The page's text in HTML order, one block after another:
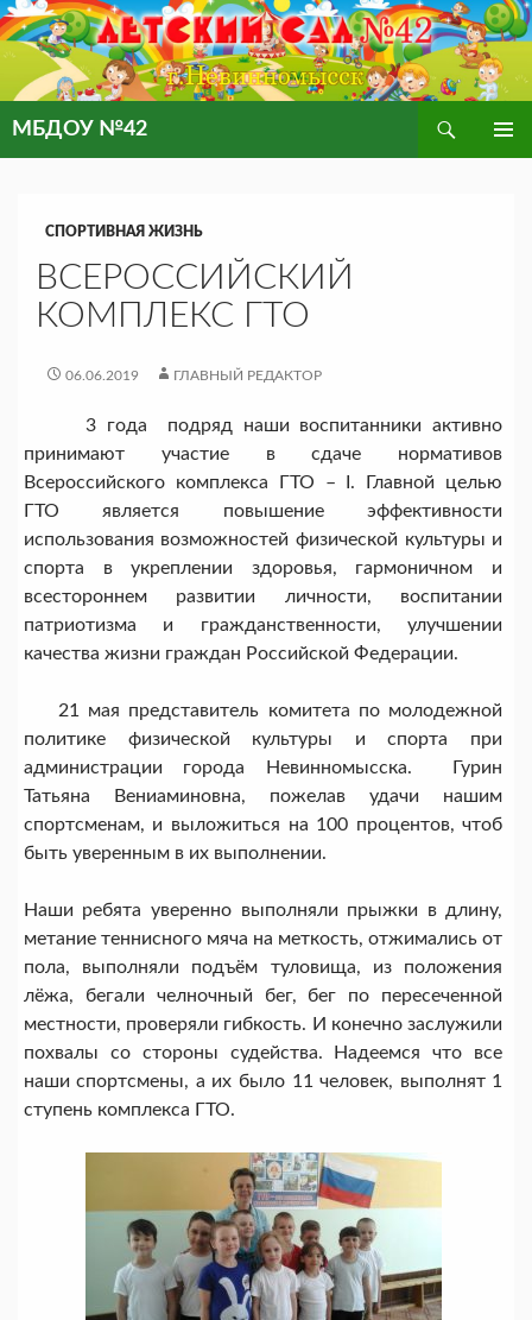
МБДОУ №42
Поиск
СПОРТИВНАЯ ЖИЗНЬ
ВСЕРОССИЙСКИЙ
КОМПЛЕКС ГТО
06.06.2019 ГЛАВНЫЙ РЕДАКТОР
3 года подряд наши воспитанники активно
принимают участие в сдаче нормативов
Всероссийского комплекса ГТО – I. Главной целью
ГТО является повышение эффективности
использования возможностей физической культуры и
спорта в укреплении здоровья, гармоничном и
всестороннем развитии личности, воспитании
патриотизма и гражданственности, улучшении
качества жизни граждан Российской Федерации.
21 мая представитель комитета по молодежной
политике физической культуры и спорта при
администрации города Невинномысска. Гурин
Татьяна Вениаминовна, пожелав удачи нашим
спортсменам, и выложиться на 100 процентов, чтоб
быть уверенным в их выполнении.
Наши ребята уверенно выполняли прыжки в длину,
метание теннисного мяча на меткость, отжимались от
пола, выполняли подъём туловища, из положения
лёжа, бегали челночный бег, бег по пересеченной
местности, проверяли гибкость. И конечно заслужили
похвалы со стороны судейства. Надеемся что все
наши спортсмены, а их было 11 человек, выполнят 1
ступень комплекса ГТО.